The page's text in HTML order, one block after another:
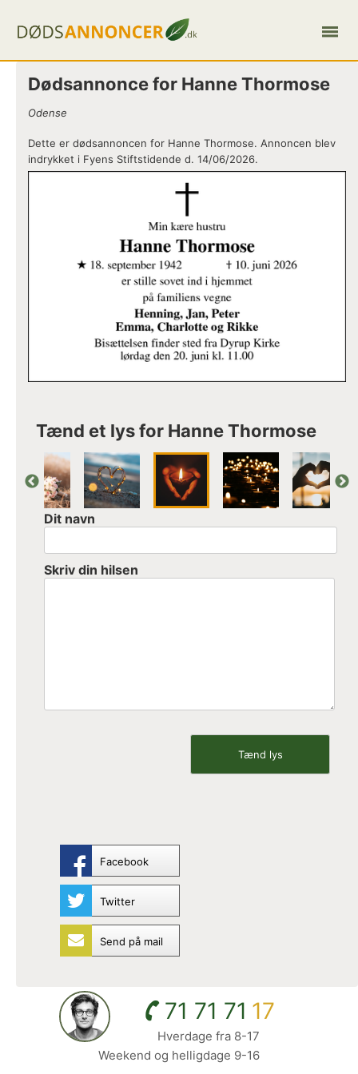
Dødsannonce for Hanne Thormose
Odense
Facebook
Twitter
Send på mail
Dette er dødsannoncen for Hanne Thormose. Annoncen blev
indrykket i Fyens Stiftstidende d. 14/06/2026.
Tænd et lys for Hanne Thormose
Dit navn
Skriv din hilsen
71 71 71 17
Hverdage fra 8-17
Weekend og helligdage 9-16